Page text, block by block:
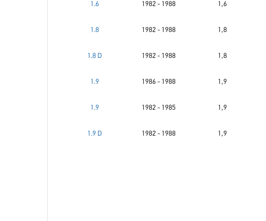
1.6 1982 - 1988 1,6
1.8 1982 - 1988 1,8
1.8 D 1982 - 1988 1,8
1.9 1986 - 1988 1,9
1.9 1982 - 1985 1,9
1.9 D 1982 - 1988 1,9